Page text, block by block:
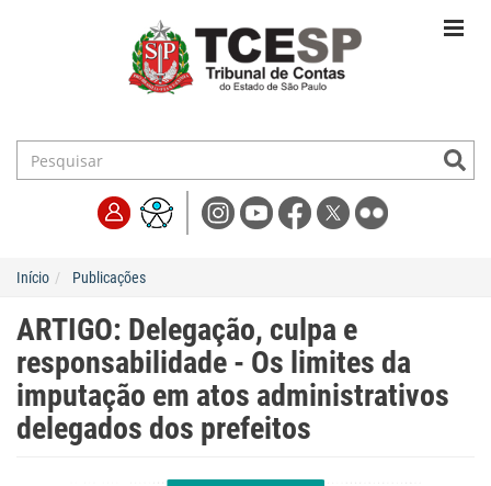
Início Publicações
ARTIGO: Delegação, culpa e
responsabilidade - Os limites da
imputação em atos administrativos
delegados dos prefeitos